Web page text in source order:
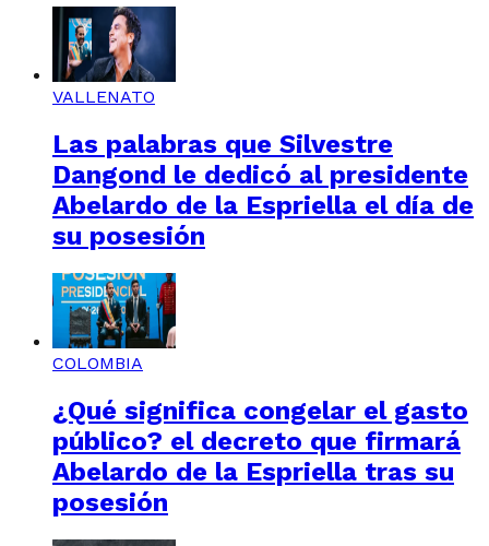
VALLENATO
Las palabras que Silvestre
Dangond le dedicó al presidente
Abelardo de la Espriella el día de
su posesión
COLOMBIA
¿Qué significa congelar el gasto
público? el decreto que firmará
Abelardo de la Espriella tras su
posesión